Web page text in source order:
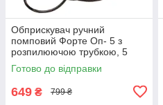
Обприскувач ручний
помповий Форте Оп- 5 з
розпилюючою трубкою, 5
літрів
Готово до відправки
649 ₴ 799 ₴